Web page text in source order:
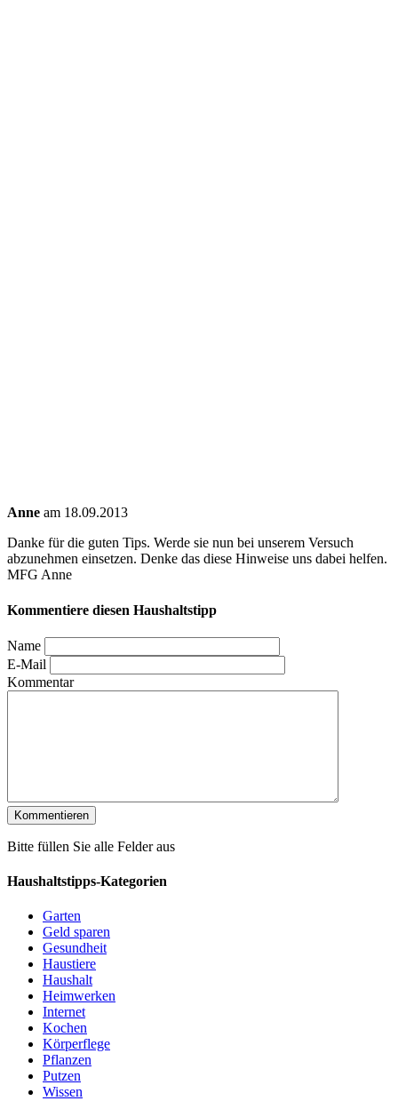
Anne am 18.09.2013
Danke für die guten Tips. Werde sie nun bei unserem Versuch
abzunehmen einsetzen. Denke das diese Hinweise uns dabei helfen.
MFG Anne
Kommentiere diesen Haushaltstipp
Name
E-Mail
Kommentar
Bitte füllen Sie alle Felder aus
Haushaltstipps-Kategorien
Garten
Geld sparen
Gesundheit
Haustiere
Haushalt
Heimwerken
Internet
Kochen
Körperflege
Pflanzen
Putzen
Wissen